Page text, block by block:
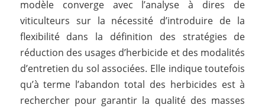
modèle converge avec l’analyse à dires de
viticulteurs sur la nécessité d’introduire de la
flexibilité dans la définition des stratégies de
réduction des usages d’herbicide et des modalités
d’entretien du sol associées. Elle indique toutefois
qu’à terme l’abandon total des herbicides est à
rechercher pour garantir la qualité des masses